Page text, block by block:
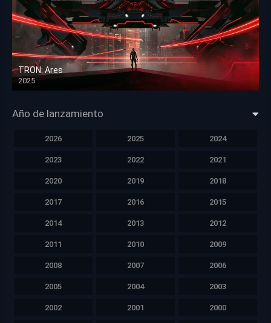
TRON: Ares
2025
HD 1080p
Año de lanzamiento
2026 2025 2024
2023 2022 2021
2020 2019 2018
2017 2016 2015
2014 2013 2012
2011 2010 2009
2008 2007 2006
2005 2004 2003
2002 2001 2000